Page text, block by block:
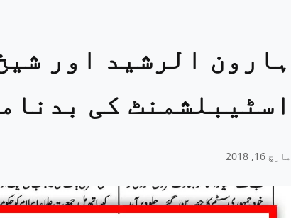
ہارون الرشید اور
اسٹیبلشمنٹ کی
مارچ 16, 2018